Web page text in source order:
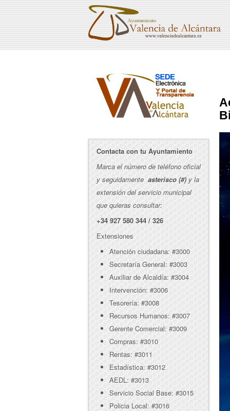
Contacta con tu Ayuntamiento
Marca el número de teléfono oficial
y seguidamente asterisco (#)y la
extensión del servicio municipal
que quieras consultar:
+34 927 580 344 / 326
Extensiones
Atención ciudadana: #3000
Secretaría General: #3003
Auxiliar de Alcaldía: #3004
Intervención: #3006
Tesorería: #3008
Recursos Humanos: #3007
Gerente Comercial: #3009
Compras: #3010
Rentas: #3011
Estadística: #3012
AEDL: #3013
Servicio Social Base: #3015
Policia Local: #3016